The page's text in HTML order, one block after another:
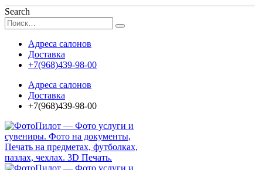
Search
Адреса салонов
Доставка
+7(968)439-98-00
Адреса салонов
Доставка
+7(968)439-98-00